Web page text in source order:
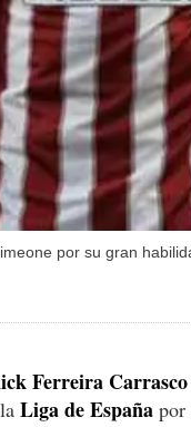
por su gran
Ferreira Carrasco
Liga de España por